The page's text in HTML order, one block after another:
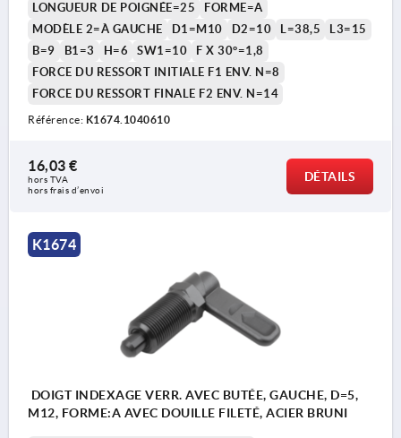
LONGUEUR DE POIGNÉE=25
FORME=A
MODÈLE 2=À GAUCHE
D1=M10 D2=10 L=38,5
L3=15
B=9
B1=3 H=6 SW1=10
F X 30°=1,8
FORCE DU RESSORT INITIALE F1 ENV. N=8
FORCE DU RESSORT FINALE F2 ENV. N=14
Référence: K1674.1040610
16,03 €
hors TVA
hors frais d’envoi
DÉTAILS
K1674
DOIGT INDEXAGE VERR. AVEC BUTÉE, GAUCHE, D=5,
M12, FORME:A AVEC DOUILLE FILETÉ, ACIER BRUNI